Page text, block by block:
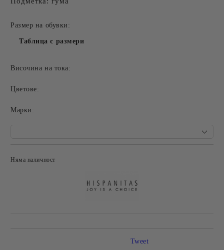
Размер на обувки:
Таблица с размери
Височина на тока:
Цветове:
Mарки:
Няма наличност
Tweet